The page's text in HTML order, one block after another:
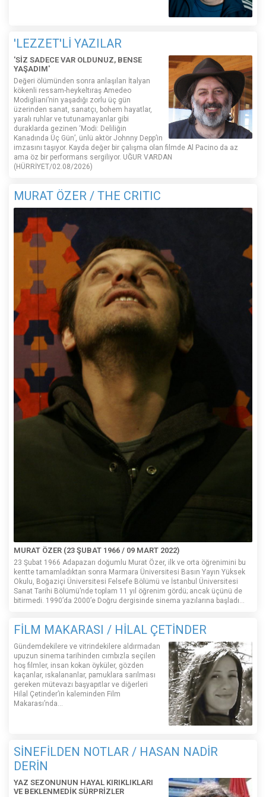
'LEZZET'Lİ YAZILAR
'SİZ SADECE VAR OLDUNUZ, BENSE
YAŞADIM'
Değeri ölümünden sonra anlaşılan İtalyan
kökenli ressam-heykeltıraş Amedeo
Modigliani’nin yaşadığı zorlu üç gün
üzerinden sanat, sanatçı, bohem hayatlar,
yaralı ruhlar ve tutunamayanlar gibi
duraklarda gezinen ‘Modi: Deliliğin
Kanadında Üç Gün’, ünlü aktör Johnny Depp’in
imzasını taşıyor. Kayda değer bir çalışma olan filmde Al Pacino da az
ama öz bir performans sergiliyor. UĞUR VARDAN
(HÜRRİYET/02.08/2026)
MURAT ÖZER / THE CRITIC
MURAT ÖZER (23 ŞUBAT 1966 / 09 MART 2022)
23 Şubat 1966 Adapazarı doğumlu Murat Özer, ilk ve orta öğrenimini bu
kentte tamamladıktan sonra Marmara Üniversitesi Basın Yayın Yüksek
Okulu, Boğaziçi Üniversitesi Felsefe Bölümü ve İstanbul Üniversitesi
Sanat Tarihi Bölümü’nde toplam 11 yıl öğrenim gördü; ancak üçünü de
bitirmedi. 1990’da 2000’e Doğru dergisinde sinema yazılarına başladı...
FİLM MAKARASI / HİLAL ÇETİNDER
Gündemdekilere ve vitrindekilere aldırmadan
upuzun sinema tarihinden cımbızla seçilen
hoş filmler, insan kokan öyküler, gözden
kaçanlar, ıskalananlar, pamuklara sarılması
gereken mütevazı başyapıtlar ve diğerleri
Hilal Çetinder’in kaleminden Film
Makarası’nda…
SİNEFİLDEN NOTLAR / HASAN NADİR
DERİN
YAZ SEZONUNUN HAYAL KIRIKLIKLARI
VE BEKLENMEDİK SÜRPRİZLER